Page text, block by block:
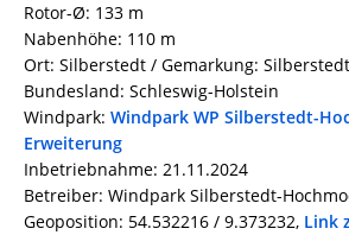
Rotor-Ø: 133 m
Nabenhöhe: 110 m
Ort: Silberstedt / Gemarkung: Silberstedt
Bundesland: Schleswig-Holstein
Windpark: Windpark WP Silberstedt-
Erweiterung
Inbetriebnahme: 21.11.2024
Betreiber: Windpark Silberstedt-
Geoposition: 54.532216 / 9.373232, Link